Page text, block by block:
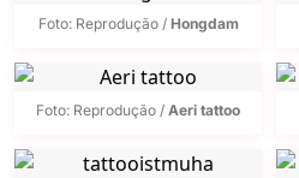
Foto: Reprodução / Hongdam
Foto: Reprodução / Aeri tattoo